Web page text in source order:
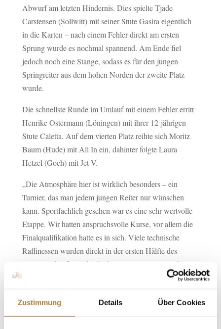
Zustimmung Details Über Cookies
Abwurf am letzten Hindernis. Dies spielte Tjade
Carstensen (Sollwitt) mit seiner Stute Gasira eigentlich
in die Karten – nach einem Fehler direkt am ersten
Sprung wurde es nochmal spannend. Am Ende fiel
jedoch noch eine Stange, sodass es für den jungen
Springreiter aus dem hohen Norden der zweite Platz
wurde.
Die schnellste Runde im Umlauf mit einem Fehler erritt
Henrike Ostermann (Löningen) mit ihrer 12-jährigen
Stute Caletta. Auf dem vierten Platz reihte sich Moritz
Baum (Hude) mit All In ein, dahinter folgte Laura
Hetzel (Goch) mit Jet V.
„Die Atmosphäre hier ist wirklich besonders – ein
Turnier, das man jedem jungen Reiter nur wünschen
kann. Sportfachlich gesehen war es eine sehr wertvolle
Etappe. Wir hatten anspruchsvolle Kurse, vor allem die
Finalqualifikation hatte es in sich. Viele technische
Raffinessen wurden direkt in der ersten Hälfte des
Parcours abgefragt, die doch einige Reiter vor Probleme
stellte. Am Ende hatten wir nur zwei fehlerfreie Ritte.
Charlotte Grave ist ein eher unbeschriebenes Blatt, sie
hat mit ihrer Stute aber wirklich tolle Runden gedreht
und auch gezeigt, dass sie hier hingehört. Für die